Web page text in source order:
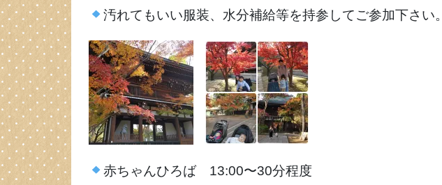
汚れてもいい服装、水分補給等を持参してご参加下さい。
赤ちゃんひろば 13:00〜30分程度